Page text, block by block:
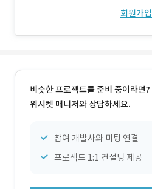
회원가입
비슷한 프로젝트를 준비 중이라면?
위시켓 매니저와 상담하세요.
참여 개발사와 미팅 연결
프로젝트 1:1 컨설팅 제공